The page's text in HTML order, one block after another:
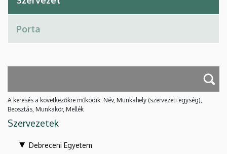
A keresés a következőkre működik: Név, Munkahely (szervezeti egység),
Beosztás, Munkakör, Mellék
Szervezetek
Debreceni Egyetem